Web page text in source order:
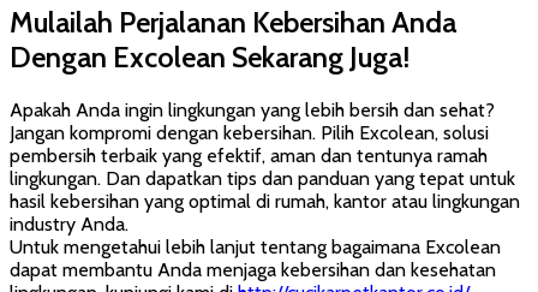
Mulailah Perjalanan Kebersihan Anda
Dengan Excolean Sekarang Juga!
Apakah Anda ingin lingkungan yang lebih bersih dan sehat?
Jangan kompromi dengan kebersihan. Pilih Excolean, solusi
pembersih terbaik yang efektif, aman dan tentunya ramah
lingkungan. Dan dapatkan tips dan panduan yang tepat untuk
hasil kebersihan yang optimal di rumah, kantor atau lingkungan
industry Anda.
Untuk mengetahui lebih lanjut tentang bagaimana Excolean
dapat membantu Anda menjaga kebersihan dan kesehatan